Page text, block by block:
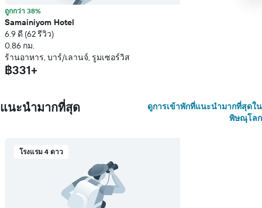
ถูกกว่า 38%
Samainiyom Hotel
6.9 ดี (62 รีวิว)
0.86 กม.
ร้านอาหาร, บาร์/เลานจ์, รูมเซอร์วิส
฿331+
แนะนำมากที่สุด
ดูการเข้าพักที่แนะนำมากที่สุดใน
พิษณุโลก
โรงแรม 4 ดาว